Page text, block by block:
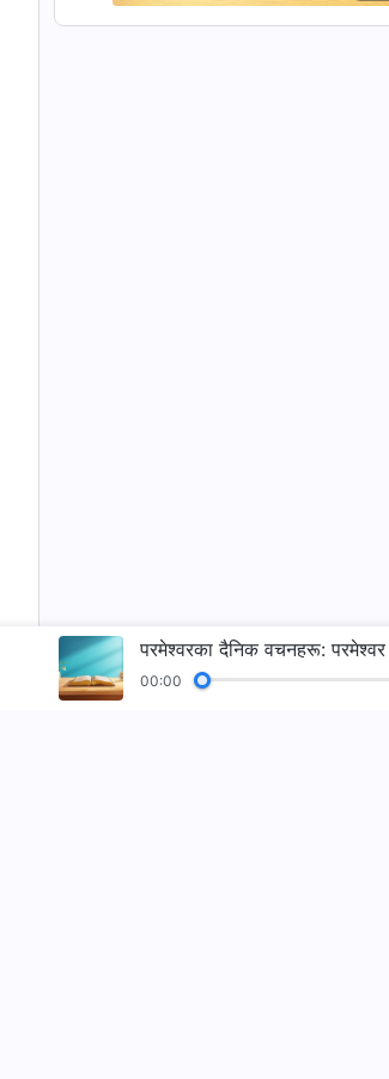
परमेश्‍वरका दैनिक वचनहरू:
00:00